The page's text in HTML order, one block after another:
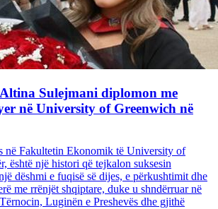
Sulejmani diplomon me
në University of Greenwich në
në Fakultetin Ekonomik të University of
është një histori që tejkalon suksesin
dëshmi e fuqisë së dijes, e përkushtimit dhe
me rrënjët shqiptare, duke u shndërruar në
Luginën e Preshevës dhe gjithë